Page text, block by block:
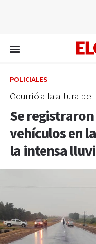
POLICIALES
Ocurrió a la altura de
Se
vehículos en
la intensa